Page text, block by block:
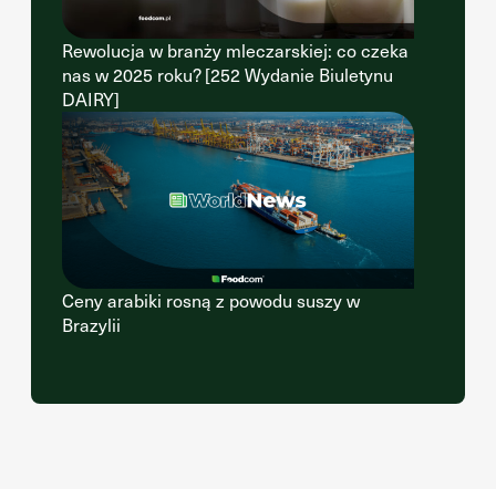
Rewolucja w branży mleczarskiej: co czeka
nas w 2025 roku? [252 Wydanie Biuletynu
DAIRY]
Ceny arabiki rosną z powodu suszy w
Brazylii